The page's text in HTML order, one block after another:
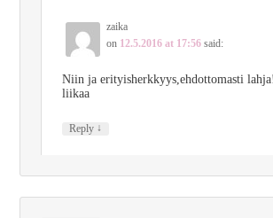
zaika
on 12.5.2016 at 17:56 said:
Niin ja erityisherkkyys,ehdottomasti
liikaa
Reply ↓